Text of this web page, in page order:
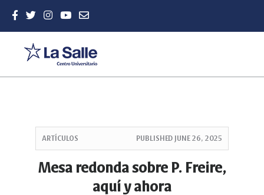
ARTÍCULOS PUBLISHED JUNE 26, 2025
Mesa redonda sobre P. Freire,
aquí y ahora